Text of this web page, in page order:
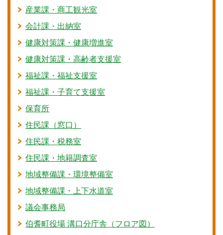
産業課・商工観光室
会計課・出納室
健康対策課・健康増進室
健康対策課・高齢者支援室
福祉課・福祉支援室
福祉課・子育て支援室
保育所
住民課（窓口）
住民課・税務室
住民課・地籍調査室
地域整備課・環境整備室
地域整備課・上下水道室
議会事務局
伯耆町役場 溝口分庁舎（フロア図）